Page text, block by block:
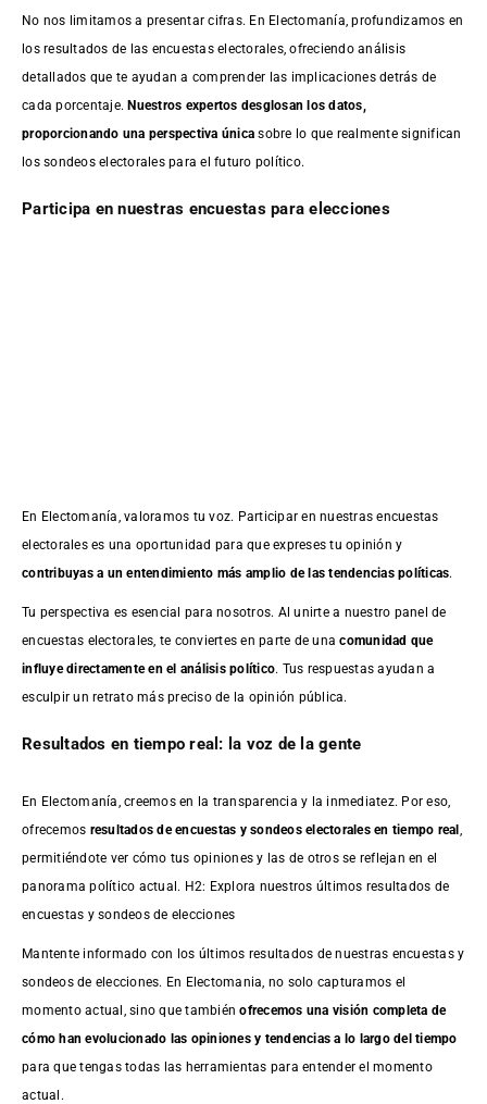
No nos limitamos a presentar cifras. En Electomanía, profundizamos en
los resultados de las encuestas electorales, ofreciendo análisis
detallados que te ayudan a comprender las implicaciones detrás de
cada porcentaje.Nuestros expertos desglosan los datos,
proporcionando una perspectiva única sobre lo que realmente significan
los sondeos electorales para el futuro político.
Participa en nuestras encuestas para elecciones
En Electomanía, valoramos tu voz. Participar en nuestras encuestas
electorales es una oportunidad para que expreses tu opinión y
contribuyas a un entendimiento más amplio de las tendencias políticas.
Tu perspectiva es esencial para nosotros. Al unirte a nuestro panel de
encuestas electorales, te conviertes en parte de unacomunidad que
influye directamente en el análisis político. Tus respuestas ayudan a
esculpir un retrato más preciso de la opinión pública.
Resultados en tiempo real: la voz de la gente
En Electomanía, creemos en la transparencia y la inmediatez. Por eso,
ofrecemos resultados deencuestas y sondeos electorales en tiempo real
permitiéndote ver cómo tus opiniones y las de otros se reflejan en el
panorama político actual. H2: Explora nuestros últimos resultados de
encuestas y sondeos de elecciones
Mantente informado con los últimos resultados de nuestras encuestasy
sondeos de elecciones. En Electomania, no solo capturamos el
momento actual, sino que tambiénofrecemos una visión completa de
cómo han evolucionado las opiniones y tendencias a lo largo del tiempo
para que tengas todas las herramientas para entender el momento
actual.